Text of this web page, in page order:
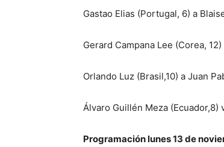
Gastao Elias (Portugal, 6) a
Gerard Campana Lee (Corea,
Orlando Luz (Brasil,10) a Juan
Álvaro Guillén Meza (Ecuador,8)
Programación lunes 13 de